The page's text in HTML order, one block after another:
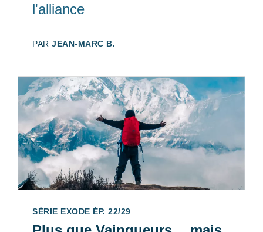
l'alliance
AUTEUR:
PAR JEAN-MARC B.
SÉRIE EXODE ÉP. 22/29